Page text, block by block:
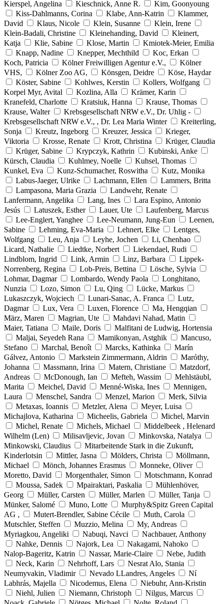
Kierspel, Angelina Kieschnick, Anne R.
Kim, Goonyoung
Kiss-Dahlmanns, Corina
Klabe, Ann-Katrin
Klammer,
David
Klaus, Nicole Klein, Susanne
Klein, Irene
Klein-Badali, Christine
Kleinehanding, David
Kleinert,
Katja
Klie, Sabine Klose, Martin
Kmiotek-Meier, Emilia
Knapp, Nadine
Knepper, Mechthild
Koc, Erkan
Koch, Patricia
Kölner Freiwilligen Agentur e.V.,
Kölner
VHS,
Kölner Zoo AG, Könsgen, Deidre
Köse, Haydar
Köster, Sabine
Kohlwes, Kerstin
Kollers, Wolfgang
Korpel Myr, Avital
Kozlina, Alla
Krämer, Karin
Kranefeld, Charlotte
Kratsiuk, Hanna
Krause, Thomas
Krause, Walter
Krebsgesellschaft NRW e.V., Dr. Uhlig -
Krebsgesellschaft NRW e.V., , Dr. Lea Maria Winter
Kreiterling,
Sonja
Kreutz, Ingeborg Kreuzer, Jessica
Krieger,
Viktoria
Krosse, Renate Krott, Christina
Krüger, Claudia
Krüger, Sabine
Krypczyk, Kathrin
Kubinski, Anke
Kürsch, Claudia
Kuhlmey, Noelle
Kuhsel, Thomas
Kunkel, Eva
Kunz-Schumacher, Roswitha
Kutz, Monika
Labus-Jaeger, Ulrike
Lachmann, Ellen
Lammers, Britta
Lampasona, Maria Grazia
Landwehr, Renate
Lanfermann, Angelika
Lang, Ines
Lara Espino, Antonio
Jesús
Latuszek, Esther Lauer, Ute
Laufenberg, Marcus
Lee-Englert, Yanghee
Lee-Neumann, Jung-Eun
Leenen,
Sabine
Lehming, Eva-Maria Lehnert, Elke
Lentges,
Wolfgang
Leu, Anja Leyhe, Jochen
Li, Chenhao
Licard, Nathalie
Liedtke, Norbert
Liekendael, Rudi
Lindblom, Ingrid
Link, Armin Linz, Barbara
Lippek-
Norrenberg, Regina
Lob-Preis, Bettina
Lösche, Sylvia
Lohmar, Dagmar
Lombardo, Wendy Paola
Longhitano,
Nunzia
Lozo, Simon Lu, Qing
Lücke, Markus
Lukaszczyk, Wojciech
Lunari-Sanac, A. Franca
Lutz,
Dagmar
Lux, Vera Luxen, Florence
Ma, Hengqian
März, Maren
Magrian, Ute
Mahdavi Nahad, Matin
Maier, Tatiana
Maile, Doris
Malfitani de Ludwig, Hortensia
Maljai, Seyedeh Rana
Mamikonyan, Astghik
Mancuso,
Stefano
Marchal, Benoît Marcks, Kathinka
Marín
Gálvez, Antonio
Markstein Zimmermann, Aldrin
Maróthy,
Johanna
Massmann, Irina Matern, Christiane
Matzdorf,
Andreas
McDonough, Ian Mefteh, Wassim
Mehlstäubl,
Marita
Meichel, David Menné-Wiska, Ines
Mennigen,
Laura
Menschel, Sandra Menzel, Marion
Merk, Silvia
Metaxas, Ioannis
Metzler, Alena
Meyer, Luisa
Michajlova, Katharina
Micheelis, Gabriela
Michel, Marvin
Michel, Renate
Michels, Michael
Middelbeek , Helenard
Wilhelm (Len)
Milisavljevic, Jovan
Minkovska, Natalya
Minkowski, Claudius
Mitarbeitende Stark in die Zukunft,
Kinderlotsin
Mittler, Jasna Mölders, Christa
Möllmann,
Michael
Mönch, Johannes Erasmus
Monneke, Oliver
Moretto, David
Morgenthaler, Simon
Motschmann, Konrad
Moussa, Sadek
Mpairaktari, Paskalia
Mühlenhöver,
Georg
Müller, Carsten Müller, Marlen
Müller, Tanja
Münker, Salomé
Muno, Lotte
Murphy&Spitz Green Capital
AG ,
Mutert-Brendler, Sabine Cécile
Muth, Carola
Mutschler, Steffen
Muzzio, Melina
My, Andreas
Myriagkou, Angeliki
Nabuqi, Navci
Nachbauer, Anthony
Nahke, Dennis
Najork, Lea
Nakagami, Nahoko
Nalop-Bageritz, Katrin
Nassar, Marie-Claire
Nebe, Judith
Neck, Karin
Nehrhoff, Lars
Nesrat Alo, Stania
Neumyvakin, Vladimir
Nevado LLandres, Angeles
Ní
Labhrás, Majella
Nicodemus, Elena
Niebuhr, Ann-Kristin
Niehl, Julien
Niemann, Christoph
Nilgus, Marcus